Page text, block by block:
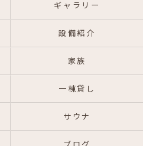
ギャラリー
設備紹介
家族
一棟貸し
サウナ